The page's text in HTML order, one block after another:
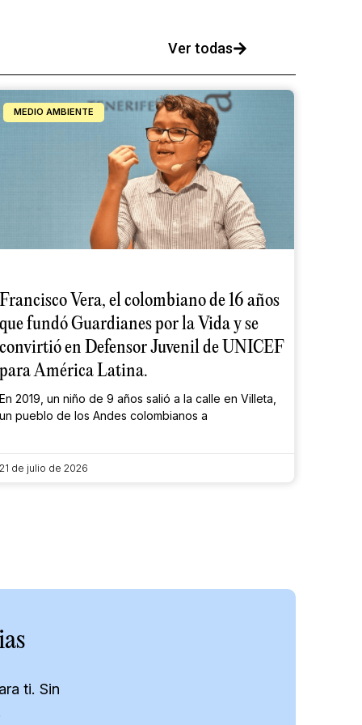
Ver todas
MEDIO AMBIENTE
Francisco Vera, el colombiano de 16 años
que fundó Guardianes por la Vida y se
convirtió en Defensor Juvenil de UNICEF
para América Latina.
En 2019, un niño de 9 años salió a la calle en Villeta,
un pueblo de los Andes colombianos a
21 de julio de 2026
ti. Sin